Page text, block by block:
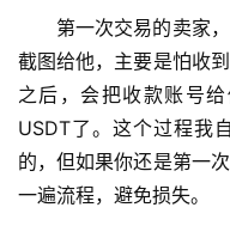
币
圈
第一次交易的卖家
截图给他，主要是怕收
之后，会把收款账号
USDT了。这个过程我
的，但如果你还是第一
一遍流程，避免损失。